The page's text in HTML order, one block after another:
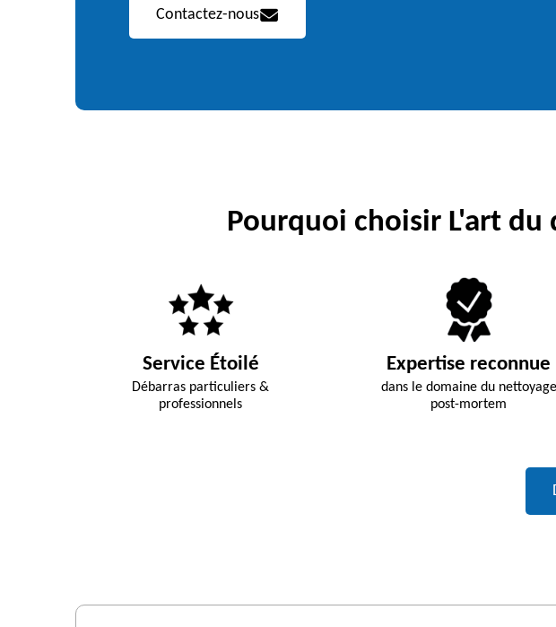
Contactez-nous
Pourquoi choisir L'art du
Service Étoilé
Débarras particuliers &
professionnels
Expertise reconnue
dans le domaine du nettoyage
post-mortem